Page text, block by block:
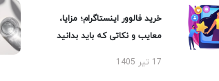
خرید فالوور اینستاگرام؛ مزایا،
معایب و نکاتی که باید بدانید
17 تیر 1405